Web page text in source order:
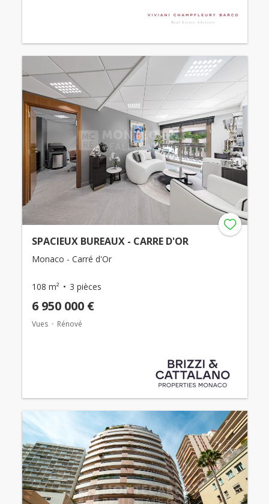
SPACIEUX BUREAUX - CARRE D'OR
Monaco - Carré d'Or
108 m² 3 pièces
6 950 000 €
Vues Rénové